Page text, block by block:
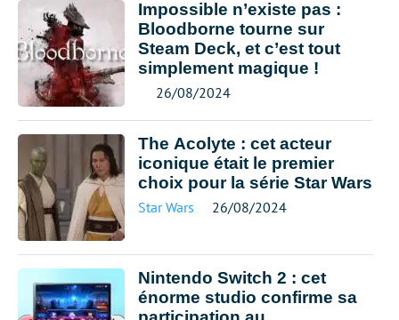
Impossible n’existe pas :
Bloodborne tourne sur
Steam Deck, et c’est tout
simplement magique !
26/08/2024
The Acolyte : cet acteur
iconique était le premier
choix pour la série Star Wars
Star Wars 26/08/2024
Nintendo Switch 2 : cet
énorme studio confirme sa